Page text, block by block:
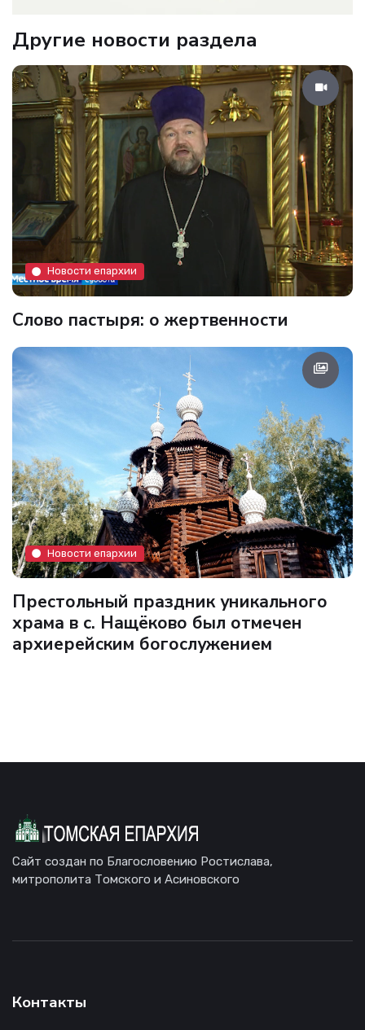
Другие новости раздела
Новости епархии
Слово пастыря: о жертвенности
Новости епархии
Престольный праздник уникального
храма в с. Нащёково был отмечен
архиерейским богослужением
Сайт создан по Благословению Ростислава,
митрополита Томского и Асиновского
Контакты